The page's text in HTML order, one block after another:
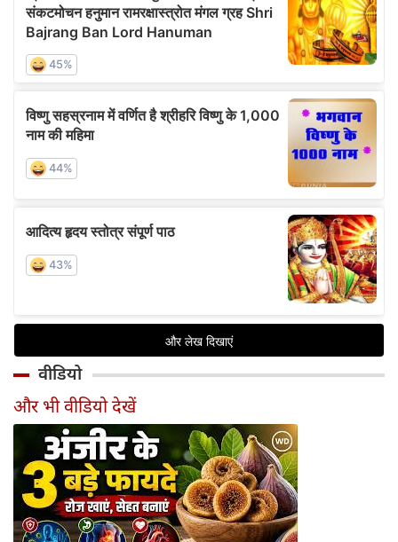
वीडियो
और भी वीडियो देखें